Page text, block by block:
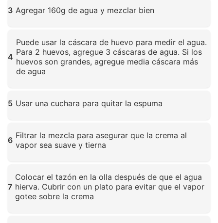
3 Agregar 160g de agua y mezclar bien
4
Puede usar la cáscara de huevo para medir el agua.
Para 2 huevos, agregue 3 cáscaras de agua. Si los
huevos son grandes, agregue media cáscara más
de agua
5 Usar una cuchara para quitar la espuma
6 Filtrar la mezcla para asegurar que la crema al
vapor sea suave y tierna
7
Colocar el tazón en la olla después de que el agua
hierva. Cubrir con un plato para evitar que el vapor
gotee sobre la crema